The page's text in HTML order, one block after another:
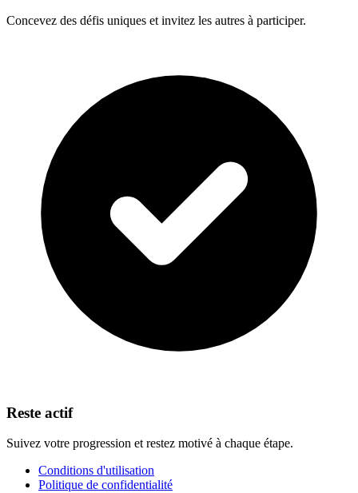
Concevez des défis uniques et invitez les autres à participer.
Reste actif
Suivez votre progression et restez motivé à chaque étape.
Conditions d'utilisation
Politique de confidentialité